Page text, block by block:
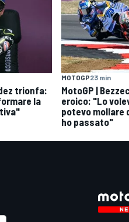
trionfa:
la
MOTOGP23 min
MotoGP |
eroico: "Lo
potevo mollare
ho passato"